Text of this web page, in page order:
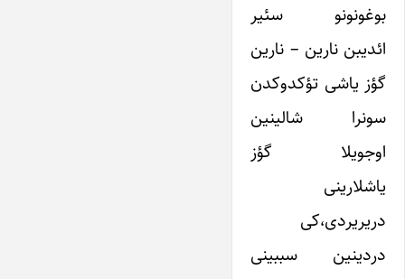
بوغونونو سئیر
ائدیبن نارین – نارین
گؤز یاشی تؤکدوکدن
سونرا شالینین
اوجویلا گؤز
یاشلارینی
دریریردی،کی
دردینین سببینی